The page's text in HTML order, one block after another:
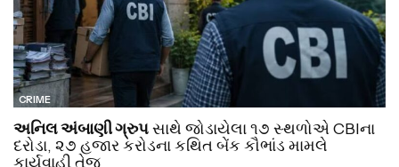
CRIME
અનિલ અંબાણી ગ્રુપસાથે જોડાયેલા ૧૭ સ્થળોએ CBIના
દરોડા, ૨૭ હજાર કરોડના કથિત બેંક કૌભાંડ મામલે
કાર્યવાહી તેજ